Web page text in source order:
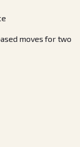
moves for two